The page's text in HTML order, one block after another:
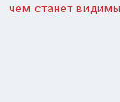
чем станет